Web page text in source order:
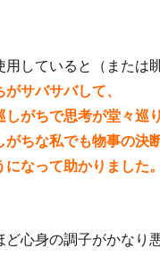
用していると（または
サバサバして、
がちで思考が堂々巡
ちな私でも物事の決
なって助かりました。
ど心身の調子がかなり